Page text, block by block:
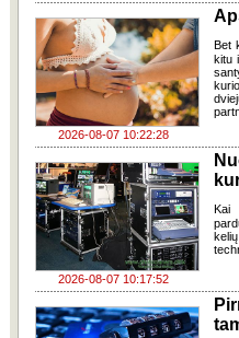
2026-08-07 10:22:28
Bet
kitu
2026-08-07 10:17:52
Kai